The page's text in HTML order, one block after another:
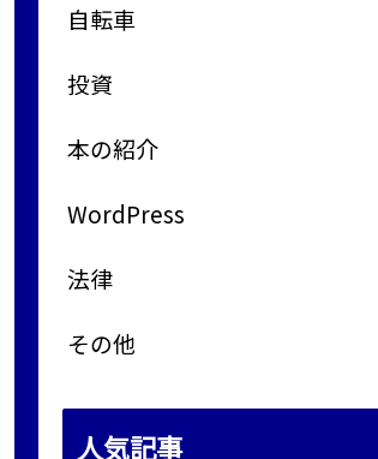
自転車
投資
本の紹介
WordPress
法律
その他
人気記事